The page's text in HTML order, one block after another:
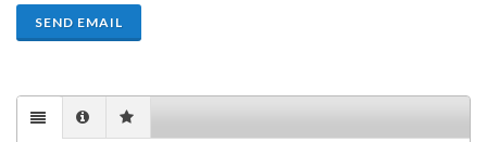
SEND EMAIL